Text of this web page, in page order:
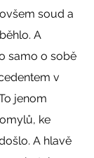
soud a
A
samo o sobě
v
jenom
ke
A hlavě